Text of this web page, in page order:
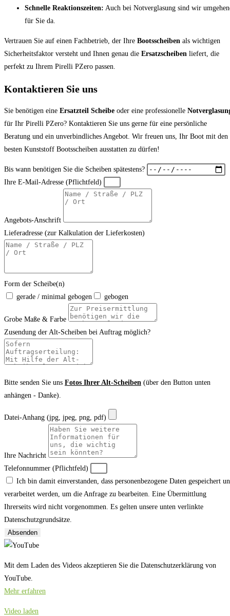
Schnelle Reaktionszeiten: Auch bei Notverglasung sind wir
für Sie da.
Vertrauen Sie auf einen Fachbetrieb, der Ihre Bootsscheiben als wichtigen
Sicherheitsfaktor versteht und Ihnen genau die Ersatzscheiben liefert, die
perfekt zu Ihrem Pirelli PZero passen.
Kontaktieren Sie uns
Sie benötigen eine Ersatzteil Scheibe oder eine professionelle
für Ihr Pirelli PZero? Kontaktieren Sie uns gerne für eine persönliche
Beratung und ein unverbindliches Angebot. Wir freuen uns, Ihr Boot mit den
besten Kunststoff Bootsscheiben ausstatten zu dürfen!
Bis wann benötigen Sie die Scheiben spätestens?
Ihre E-Mail-Adresse (Pflichtfeld)
Angebots-Anschrift
Lieferadresse (zur Kalkulation der Lieferkosten)
Form der Scheibe(n)
gerade / minimal gebogen
gebogen
Grobe Maße & Farbe
Zusendung der Alt-Scheiben bei Auftrag möglich?
Bitte senden Sie uns Fotos Ihrer Alt-Scheiben (über den Button unten
anhängen - Danke).
Datei-Anhang (jpg, jpeg, png, pdf)
Ihre Nachricht
Telefonnummer (Pflichtfeld)
Ich bin damit einverstanden, dass personenbezogene Daten gespeichert
verarbeitet werden, um die Anfrage zu bearbeiten. Eine Übermittlung
Ihrerseits wird nicht vorgenommen. Es gelten unsere unten verlinkte
Datenschutzgrundsätze.
Absenden
Mit dem Laden des Videos akzeptieren Sie die Datenschutzerklärung von
YouTube.
Mehr erfahren
Video laden